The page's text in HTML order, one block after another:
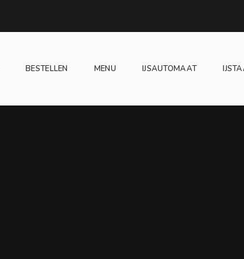
BESTELLEN MENU IJSAUTOMAAT